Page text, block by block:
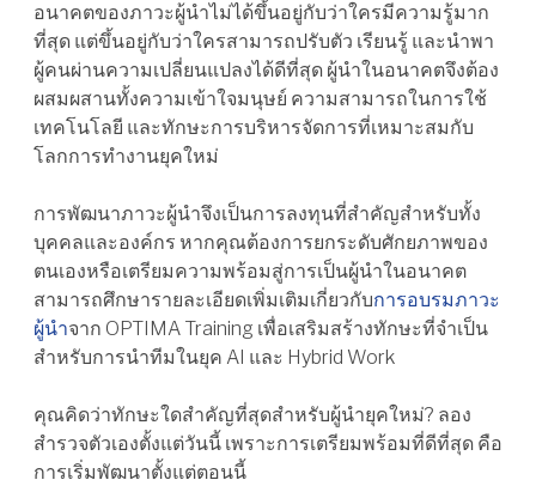
อนาคตของภาวะผู้นำไม่ได้ขึ้นอยู่กับว่าใครมีความรู้มาก
ที่สุด แต่ขึ้นอยู่กับว่าใครสามารถปรับตัว เรียนรู้ และนำพา
ผู้คนผ่านความเปลี่ยนแปลงได้ดีที่สุด ผู้นำในอนาคตจึงต้อง
ผสมผสานทั้งความเข้าใจมนุษย์ ความสามารถในการใช้
เทคโนโลยี และทักษะการบริหารจัดการที่เหมาะสมกับ
โลกการทำงานยุคใหม่
การพัฒนาภาวะผู้นำจึงเป็นการลงทุนที่สำคัญสำหรับทั้ง
บุคคลและองค์กร หากคุณต้องการยกระดับศักยภาพของ
ตนเองหรือเตรียมความพร้อมสู่การเป็นผู้นำในอนาคต
สามารถศึกษารายละเอียดเพิ่มเติมเกี่ยวกับการอบรมภาวะ
ผู้นำจาก OPTIMA Training เพื่อเสริมสร้างทักษะที่จำเป็น
สำหรับการนำทีมในยุค AI และ Hybrid Work
คุณคิดว่าทักษะใดสำคัญที่สุดสำหรับผู้นำยุคใหม่? ลอง
สำรวจตัวเองตั้งแต่วันนี้ เพราะการเตรียมพร้อมที่ดีที่สุด คือ
การเริ่มพัฒนาตั้งแต่ตอนนี้